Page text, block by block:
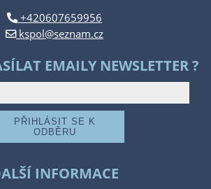
+420607659956
kspol@seznam.cz
EMAILY NEWSLETTER ?
INFORMACE